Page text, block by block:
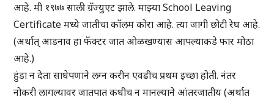
आहे. मी १९७७ साली ग्रॅज्युएट झाले. माझ्या School Leaving
Certificate मध्ये जातीचा कॉलम कोरा आहे. त्या जागी छोटी रेघ आहे.
(अर्थात् आडनाव हा फॅक्टर जात ओळखण्यास आपल्याकडे फार मोठा
आहे.)
हुंडा न देता साधेपणाने लग्न करीन एवढीच प्रथम इच्छा होती. नंतर
नोकरी लागल्यावर जातपात कधीच न मानल्याने आंतरजातीय (अर्थात